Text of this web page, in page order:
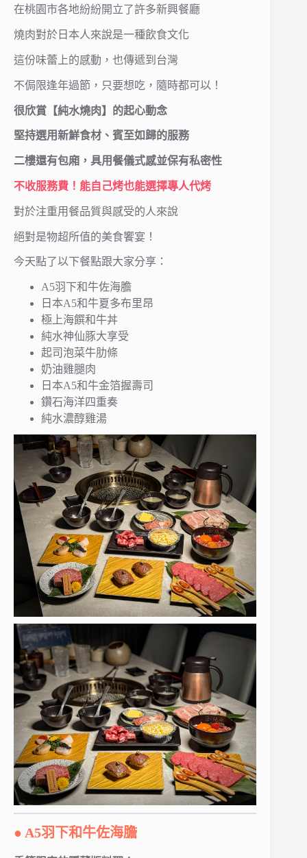
在桃園市各地紛紛開立了許多新興餐廳
燒肉對於日本人來說是一種飲食文化
這份味蕾上的感動，也傳遞到台灣
不侷限逢年過節，只要想吃，隨時都可以！
很欣賞【純水燒肉】的起心動念
堅持選用新鮮食材、賓至如歸的服務
二樓還有包廂，具用餐儀式感並保有私密性
不收服務費！能自己烤也能選擇專人代烤
對於注重用餐品質與感受的人來說
絕對是物超所值的美食饗宴！
今天點了以下餐點跟大家分享：
A5羽下和牛佐海膽
日本A5和牛夏多布里昂
極上海饌和牛丼
純水神仙豚大享受
起司泡菜牛肋條
奶油雞腿肉
日本A5和牛金箔握壽司
鑽石海洋四重奏
純水濃醇雞湯
● A5羽下和牛佐海膽